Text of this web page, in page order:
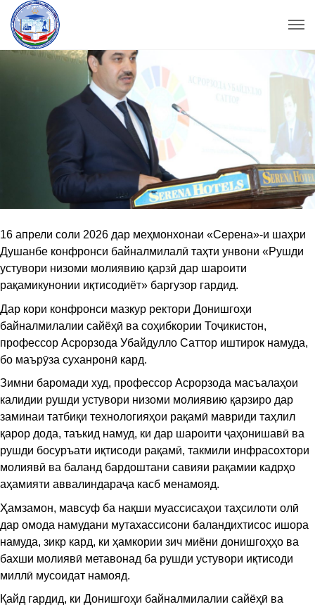
16 апрели соли 2026 дар меҳмонхонаи «Серена»-и шаҳри
Душанбе конфронси байналмилалӣ таҳти унвони «Рушди
устувори низоми молиявию қарзӣ дар шароити
рақамикунонии иқтисодиёт» баргузор гардид.
Дар кори конфронси мазкур ректори Донишгоҳи
байналмилалии сайёҳӣ ва соҳибкории Тоҷикистон,
профессор Асрорзода Убайдулло Саттор иштирок намуда,
бо маърӯза суханронӣ кард.
Зимни баромади худ, профессор Асрорзода масъалаҳои
калидии рушди устувори низоми молиявию қарзиро дар
заминаи татбиқи технологияҳои рақамӣ мавриди таҳлил
қарор дода, таъкид намуд, ки дар шароити ҷаҳонишавӣ ва
рушди босуръати иқтисоди рақамӣ, такмили инфрасохтори
молиявӣ ва баланд бардоштани савияи рақамии кадрҳо
аҳамияти аввалиндараҷа касб менамояд.
Ҳамзамон, мавсуф ба нақши муассисаҳои таҳсилоти олӣ
дар омода намудани мутахассисони баландихтисос ишора
намуда, зикр кард, ки ҳамкории зич миёни донишгоҳҳо ва
бахши молиявӣ метавонад ба рушди устувори иқтисоди
миллӣ мусоидат намояд.
Қайд гардид, ки Донишгоҳи байналмилалии сайёҳӣ ва